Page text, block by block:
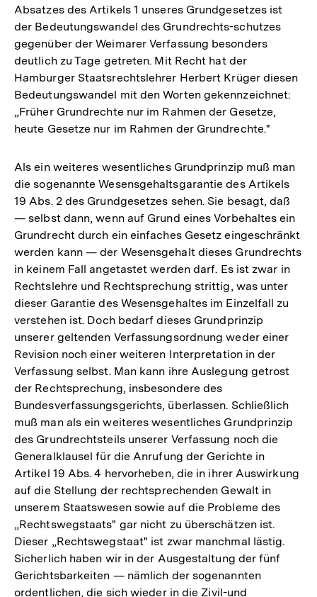
Absatzes des Artikels 1 unseres Grundgesetzes ist
der Bedeutungswandel des Grundrechts-schutzes
gegenüber der Weimarer Verfassung besonders
deutlich zu Tage getreten. Mit Recht hat der
Hamburger Staatsrechtslehrer Herbert Krüger diesen
Bedeutungswandel mit den Worten gekennzeichnet:
„Früher Grundrechte nur im Rahmen der Gesetze,
heute Gesetze nur im Rahmen der Grundrechte."
Als ein weiteres wesentliches Grundprinzip muß man
die sogenannte Wesensgehaltsgarantie des Artikels
19 Abs. 2 des Grundgesetzes sehen. Sie besagt, daß
— selbst dann, wenn auf Grund eines Vorbehaltes ein
Grundrecht durch ein einfaches Gesetz eingeschränkt
werden kann — der Wesensgehalt dieses Grundrechts
in keinem Fall angetastet werden darf. Es ist zwar in
Rechtslehre und Rechtsprechung strittig, was unter
dieser Garantie des Wesensgehaltes im Einzelfall zu
verstehen ist. Doch bedarf dieses Grundprinzip
unserer geltenden Verfassungsordnung weder einer
Revision noch einer weiteren Interpretation in der
Verfassung selbst. Man kann ihre Auslegung getrost
der Rechtsprechung, insbesondere des
Bundesverfassungsgerichts, überlassen. Schließlich
muß man als ein weiteres wesentliches Grundprinzip
des Grundrechtsteils unserer Verfassung noch die
Generalklausel für die Anrufung der Gerichte in
Artikel 19 Abs. 4 hervorheben, die in ihrer Auswirkung
auf die Stellung der rechtsprechenden Gewalt in
unserem Staatswesen sowie auf die Probleme des
„Rechtswegstaats" gar nicht zu überschätzen ist.
Dieser „Rechtswegstaat" ist zwar manchmal lästig.
Sicherlich haben wir in der Ausgestaltung der fünf
Gerichtsbarkeiten — nämlich der sogenannten
ordentlichen, die sich wieder in die Zivil-und